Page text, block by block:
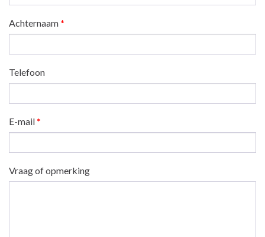
Achternaam *
Telefoon
E-mail *
Vraag of opmerking